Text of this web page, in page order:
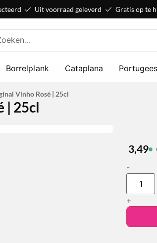
Uit voorraad geleverd Gratis op te
Borrelplank Cataplana
Vinho Rosé | 25cl
| 25cl
3,49
-
+